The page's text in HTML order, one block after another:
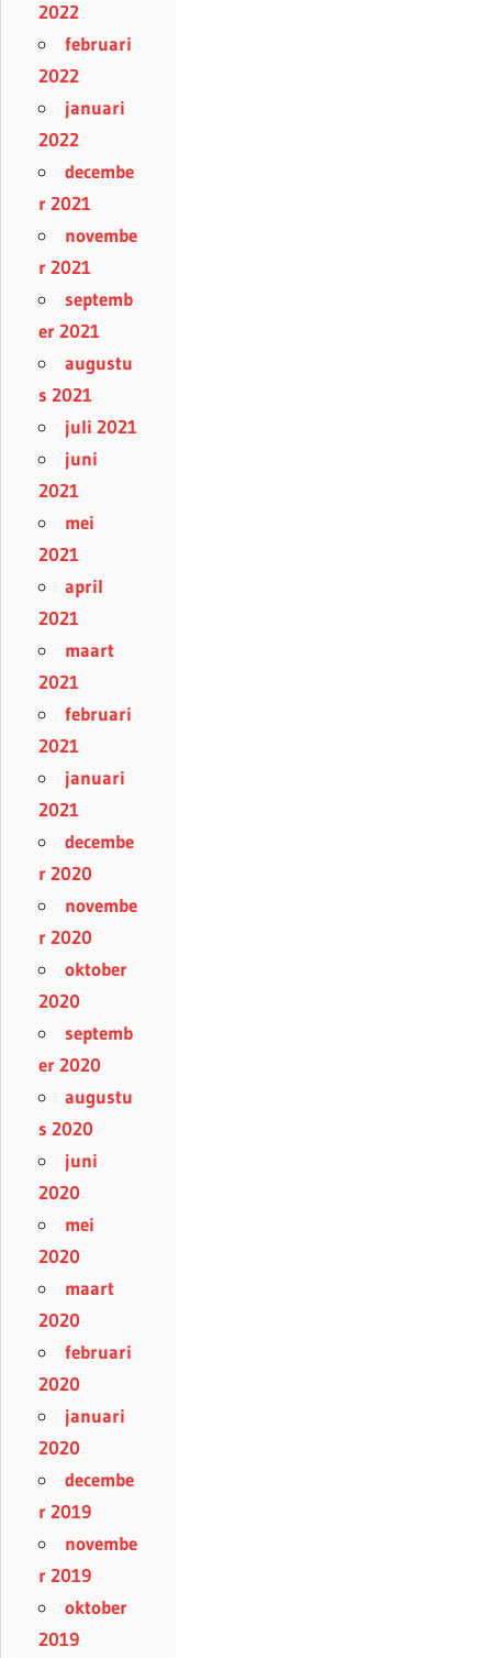
2022
februari
2022
januari
2022
decembe
r 2021
novembe
r 2021
septemb
er 2021
augustu
s 2021
juli 2021
juni
2021
mei
2021
april
2021
maart
2021
februari
2021
januari
2021
decembe
r 2020
novembe
r 2020
oktober
2020
septemb
er 2020
augustu
s 2020
juni
2020
mei
2020
maart
2020
februari
2020
januari
2020
decembe
r 2019
novembe
r 2019
oktober
2019